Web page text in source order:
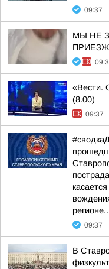
09:37
МЫ НЕ
«Вести.
(8.00)
09:37
09:37
В